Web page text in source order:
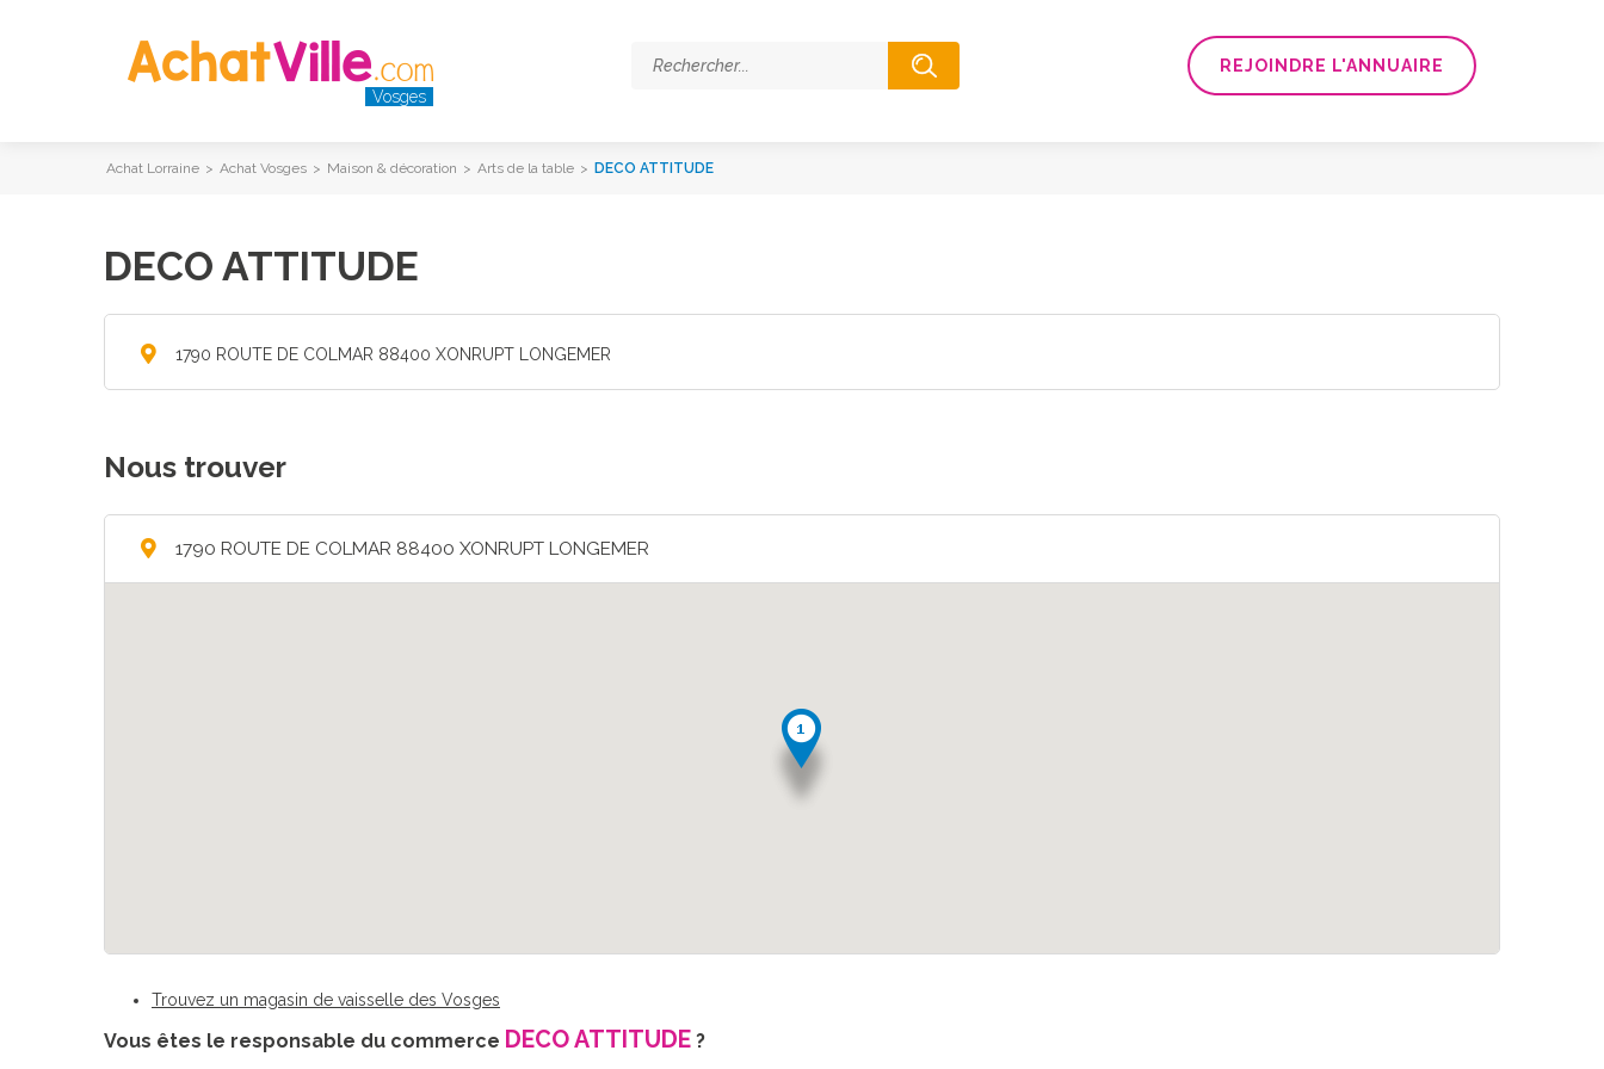
Vosges
REJOINDRE L'ANNUAIRE
Achat Lorraine > Achat Vosges > Maison & décoration > Arts de la table > DECO ATTITUDE
DECO ATTITUDE
1790 ROUTE DE COLMAR 88400 XONRUPT LONGEMER
Nous trouver
1790 ROUTE DE COLMAR 88400 XONRUPT LONGEMER
Trouvez un magasin de vaisselle des Vosges
Vous êtes le responsable du commerce DECO ATTITUDE ?